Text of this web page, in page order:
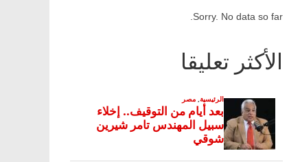
Sorry. No data so far.
الأكثر تعليقا